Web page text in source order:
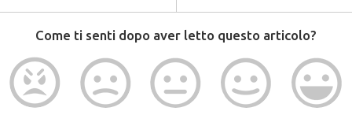
Come ti senti dopo aver letto questo articolo?